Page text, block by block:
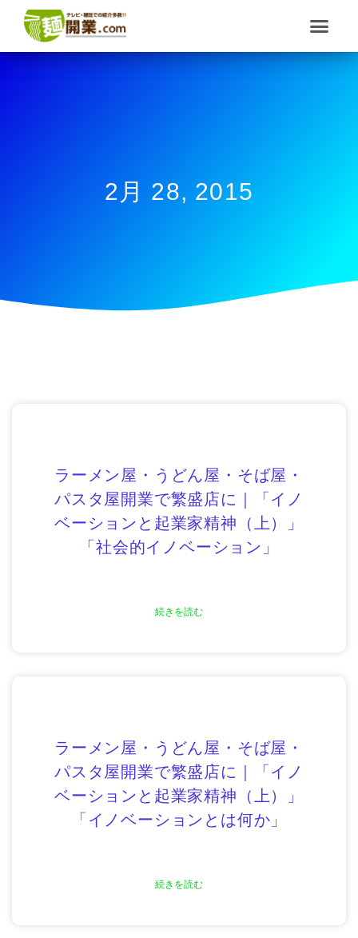
メ
ニ
ュ
2月 28, 2015
ラーメン屋・うどん屋・そば屋・
パスタ屋開業で繁盛店に｜「イノ
ベーションと起業家精神（上）」
「社会的イノベーション」
続きを読む
ラーメン屋・うどん屋・そば屋・
パスタ屋開業で繁盛店に｜「イノ
ベーションと起業家精神（上）」
「イノベーションとは何か」
続きを読む